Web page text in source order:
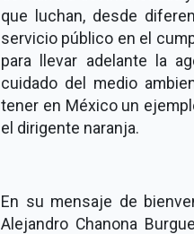
que luchan, desde
servicio público en el
para llevar adelante la
cuidado del medio
tener en México un
el dirigente naranja.
En su mensaje de
Alejandro Chanona